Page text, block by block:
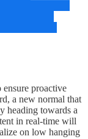
proactive
a new normal that
heading towards a
in real-time will
on low hanging